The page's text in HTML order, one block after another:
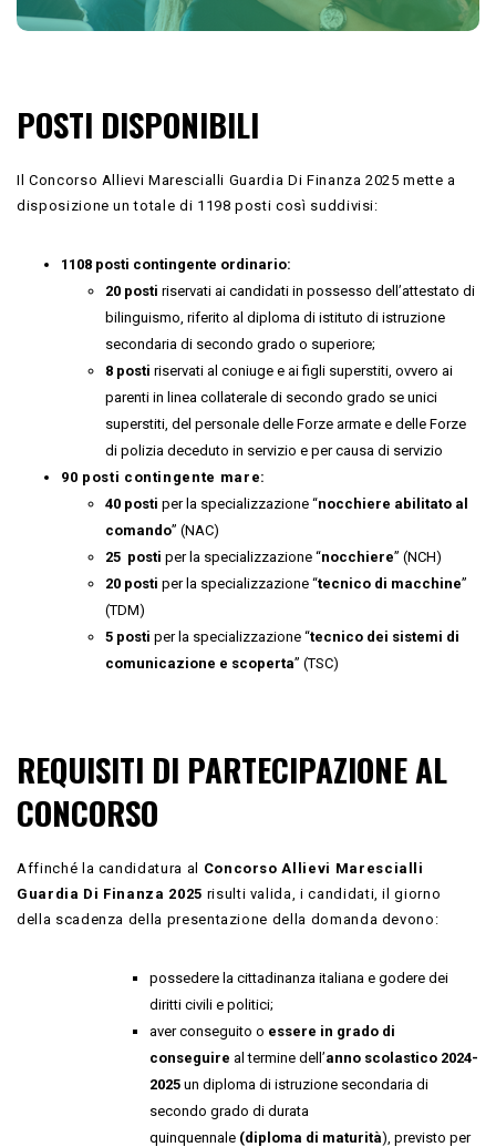
POSTI DISPONIBILI
Il Concorso Allievi Marescialli Guardia Di Finanza 2025 mette a
disposizione un totale di 1198 posti così suddivisi:
1108 posti contingente ordinario:
20 posti riservati ai candidati in possesso dell’attestato di
bilinguismo, riferito al diploma di istituto di istruzione
secondaria di secondo grado o superiore;
8 posti riservati al coniuge e ai figli superstiti, ovvero ai
parenti in linea collaterale di secondo grado se unici
superstiti, del personale delle Forze armate e delle Forze
di polizia deceduto in servizio e per causa di servizio
90 posti contingente mare:
40 posti per la specializzazione “nocchiere abilitato al
comando” (NAC)
25 posti per la specializzazione “nocchiere” (NCH)
20 posti per la specializzazione “tecnico di macchine”
(TDM)
5 posti per la specializzazione “tecnico dei sistemi di
comunicazione e scoperta” (TSC)
REQUISITI DI PARTECIPAZIONE AL
CONCORSO
Affinché la candidatura al Concorso Allievi Marescialli
Guardia Di Finanza 2025 risulti valida, i candidati, il giorno
della scadenza della presentazione della domanda devono:
possedere la cittadinanza italiana e godere dei
diritti civili e politici;
aver conseguito o essere in grado di
conseguire al termine dell’anno scolastico 2024-
2025 un diploma di istruzione secondaria di
secondo grado di durata
quinquennale (diploma di maturità), previsto per